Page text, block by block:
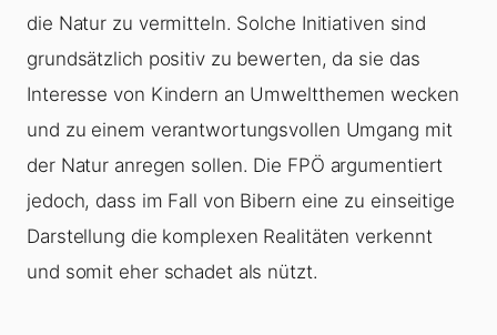
die Natur zu vermitteln. Solche Initiativen sind
grundsätzlich positiv zu bewerten, da sie das
Interesse von Kindern an Umweltthemen wecken
und zu einem verantwortungsvollen Umgang mit
der Natur anregen sollen. Die FPÖ argumentiert
jedoch, dass im Fall von Bibern eine zu einseitige
Darstellung die komplexen Realitäten verkennt
und somit eher schadet als nützt.